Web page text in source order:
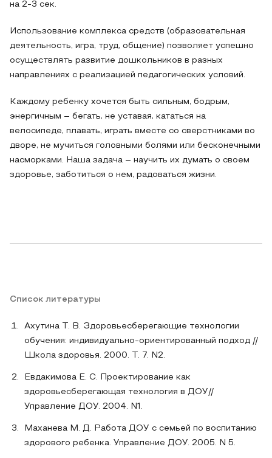
на 2-3 сек.
Использование комплекса средств (образовательная
деятельность, игра, труд, общение) позволяет успешно
осуществлять развитие дошкольников в разных
направлениях с реализацией педагогических условий.
Каждому ребенку хочется быть сильным, бодрым,
энергичным – бегать, не уставая, кататься на
велосипеде, плавать, играть вместе со сверстниками во
дворе, не мучиться головными болями или бесконечными
насморками. Наша задача – научить их думать о своем
здоровье, заботиться о нем, радоваться жизни.
Список литературы
Ахутина Т. В. Здоровьесберегающие технологии
обучения: индивидуально-ориентированный подход //
Школа здоровья. 2000. Т. 7. N2.
Евдакимова Е. С. Проектирование как
здоровьесберегающая технология в ДОУ//
Управление ДОУ. 2004. N1.
Маханева М. Д. Работа ДОУ с семьей по воспитанию
здорового ребенка. Управление ДОУ. 2005. N 5.